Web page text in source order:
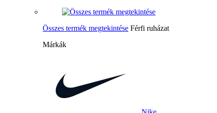
Összes termék megtekintése Férfi ruházat
Márkák